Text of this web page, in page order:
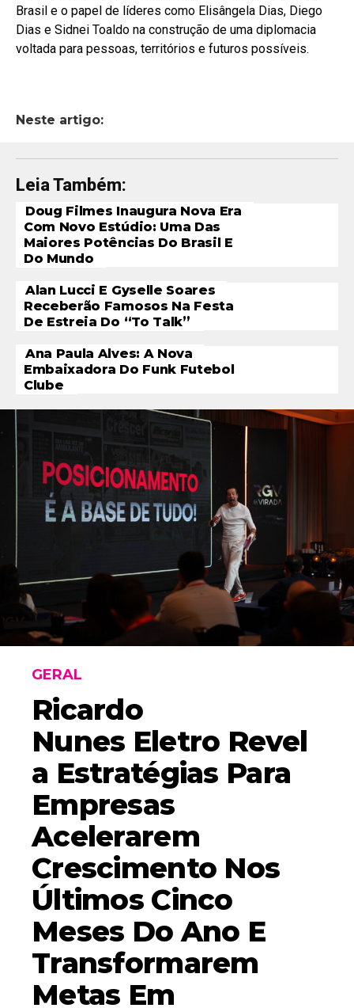
Brasil e o papel de líderes como Elisângela Dias, Diego
Dias e Sidnei Toaldo na construção de uma diplomacia
voltada para pessoas, territórios e futuros possíveis.
Neste artigo:
Leia Também:
Doug Filmes Inaugura Nova Era
Com Novo Estúdio: Uma Das
Maiores Potências Do Brasil E
Do Mundo
Alan Lucci E Gyselle Soares
Receberão Famosos Na Festa
De Estreia Do “To Talk”
Ana Paula Alves: A Nova
Embaixadora Do Funk Futebol
Clube
GERAL
Ricardo
Nunes Eletro Revel
A Estratégias Para
Empresas
Acelerarem
Crescimento Nos
Últimos Cinco
Meses Do Ano E
Transformarem
Metas Em